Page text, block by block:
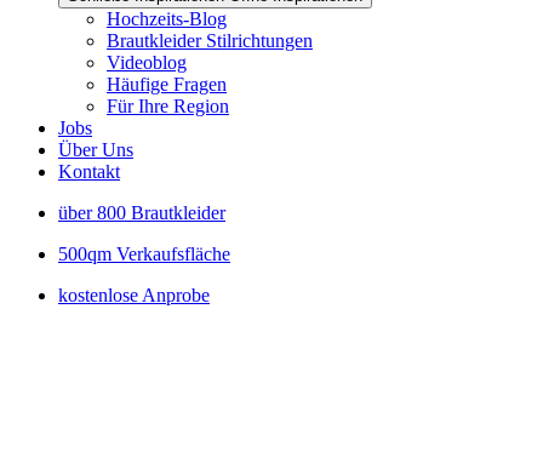
Hochzeits-Blog
Brautkleider Stilrichtungen
Videoblog
Häufige Fragen
Für Ihre Region
Jobs
Über Uns
Kontakt
über 800 Brautkleider
500qm Verkaufsfläche
kostenlose Anprobe